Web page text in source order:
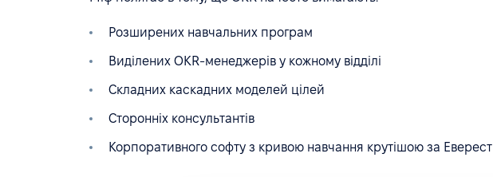
Розширених навчальних програм
Виділених OKR-менеджерів у кожному відділі
Складних каскадних моделей цілей
Сторонніх консультантів
Корпоративного софту з кривою навчання крутішою за Еверест